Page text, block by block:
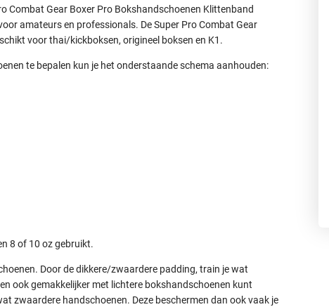
Combat Gear Boxer Pro Bokshandschoenen Klittenband
amateurs en professionals. De Super Pro Combat Gear
voor thai/kickboksen, origineel boksen en K1.
te bepalen kun je het onderstaande schema aanhouden:
8 of 10 oz gebruikt.
Door de dikkere/zwaardere padding, train je wat
ook gemakkelijker met lichtere bokshandschoenen kunt
zwaardere handschoenen. Deze beschermen dan ook vaak je